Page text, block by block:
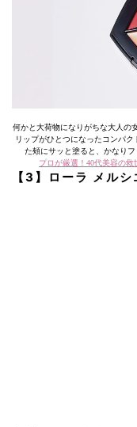
何かと大荷物になりがちな大人の
リップがひとつになったコンパ
た頰にサッと塗ると、かなり
プロが厳選！40代美容の救
【3】ローラ メル